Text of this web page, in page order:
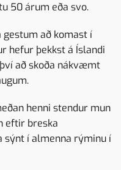
50 árum eða svo.
að komast í
hefur þekkst á Íslandi
að skoða nákvæmt
henni stendur mun
eftir breska
sýnt í almenna rýminu í